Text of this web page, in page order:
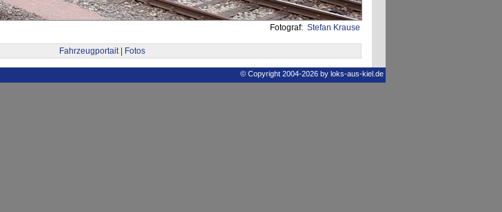
Fotograf: Stefan Krause
Fahrzeugportait | Fotos
© Copyright 2004-2026 by loks-aus-kiel.de